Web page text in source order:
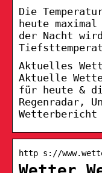
Die
heute
der Nacht
Aktuelles
Aktuelle
für heute &
Regenradar,
Wetterbericht
http s://